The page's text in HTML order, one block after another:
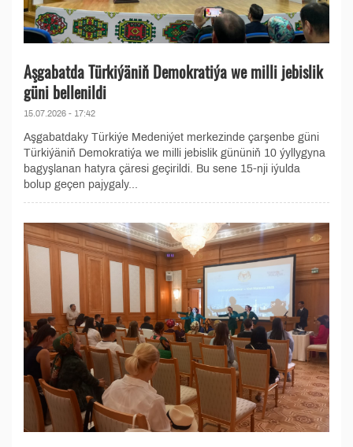
Aşgabatda Türkiýäniň Demokratiýa we milli jebislik
güni bellenildi
15.07.2026 - 17:42
Aşgabatdaky Türkiýe Medeniýet merkezinde çarşenbe güni
Türkiýäniň Demokratiýa we milli jebislik gününiň 10 ýyllygyna
bagyşlanan hatyra çäresi geçirildi. Bu sene 15-nji iýulda
bolup geçen pajygaly...